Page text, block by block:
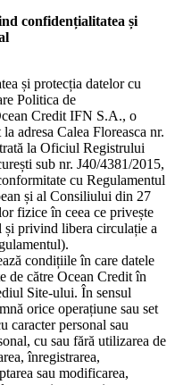
confidențialitatea și
și protecția datelor cu
Politica de
Credit IFN S.A., o
adresa Calea Floreasca nr.
la Oficiul Registrului
sub nr. J40/4381/2015,
cu Regulamentul
și al Consiliului din 27
fizice în ceea ce privește
și privind libera circulație a
condițiile în care datele
de către Ocean Credit în
Site-ului. În sensul
orice operațiune sau set
caracter personal sau
cu sau fără utilizarea de
înregistrarea,
sau modificarea,